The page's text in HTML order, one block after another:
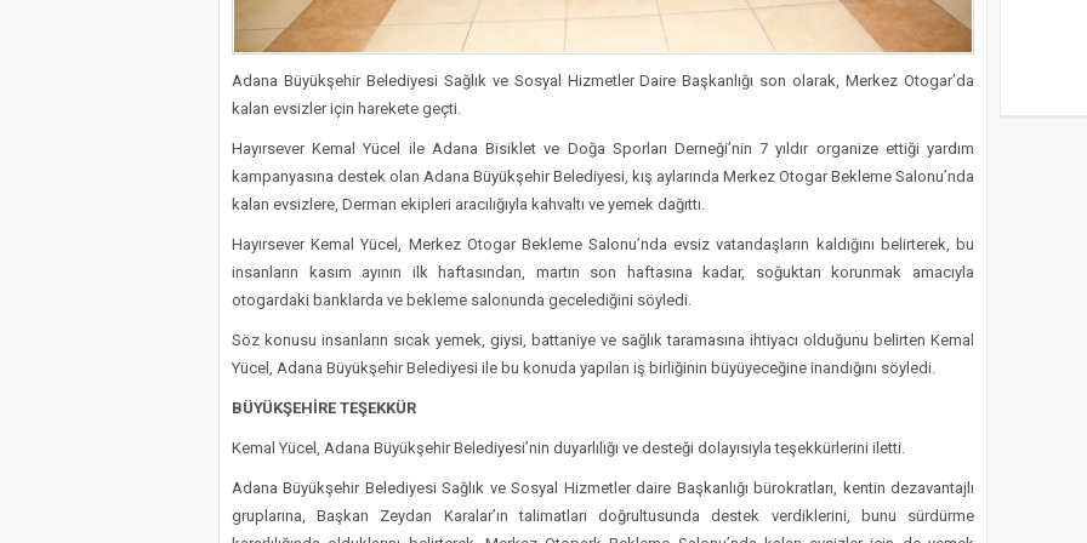
Adana Büyükşehir Belediyesi Sağlık ve Sosyal Hizmetler Daire Başkanlığı son olarak, Merkez Otogar’da
kalan evsizler için harekete geçti.
Hayırsever Kemal Yücel ile Adana Bisiklet ve Doğa Sporları Derneği’nin 7 yıldır organize ettiği yardım
kampanyasına destek olan Adana Büyükşehir Belediyesi, kış aylarında Merkez Otogar Bekleme Salonu’nda
kalan evsizlere, Derman ekipleri aracılığıyla kahvaltı ve yemek dağıttı.
Hayırsever Kemal Yücel, Merkez Otogar Bekleme Salonu’nda evsiz vatandaşların kaldığını belirterek, bu
insanların kasım ayının ilk haftasından, martın son haftasına kadar, soğuktan korunmak amacıyla
otogardaki banklarda ve bekleme salonunda gecelediğini söyledi.
Söz konusu insanların sıcak yemek, giysi, battaniye ve sağlık taramasına ihtiyacı olduğunu belirten Kemal
Yücel, Adana Büyükşehir Belediyesi ile bu konuda yapılan iş birliğinin büyüyeceğine inandığını söyledi.
BÜYÜKŞEHİRE TEŞEKKÜR
Kemal Yücel, Adana Büyükşehir Belediyesi’nin duyarlılığı ve desteği dolayısıyla teşekkürlerini iletti.
Adana Büyükşehir Belediyesi Sağlık ve Sosyal Hizmetler daire Başkanlığı bürokratları, kentin dezavantajlı
gruplarına, Başkan Zeydan Karalar’ın talimatları doğrultusunda destek verdiklerini, bunu sürdürme